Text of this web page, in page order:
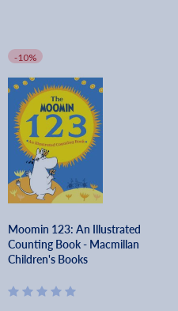
-10%
Moomin 123: An Illustrated
Counting Book - Macmillan
Children's Books